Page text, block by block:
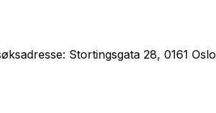
Stortingsgata 28, 0161 Oslo